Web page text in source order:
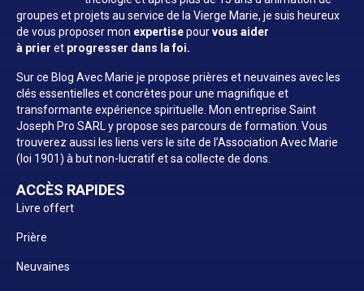
groupes et projets au service de la Vierge Marie, je suis heureux
de vous proposer mon expertisepourvous aider
à prier et progresser dans la foi.
Sur ce Blog Avec Marie je propose prières et neuvaines avec les
clés essentielles et concrètes pour une magnifique et
transformante expérience spirituelle. Mon entreprise Saint
Joseph Pro SARL y propose ses parcours de formation. Vous
trouverez aussi les liens vers le site de l’Association Avec Marie
(loi 1901) à but non-lucratif et sa collecte de dons.
ACCÈS RAPIDES
Livre offert
Prière
Neuvaines